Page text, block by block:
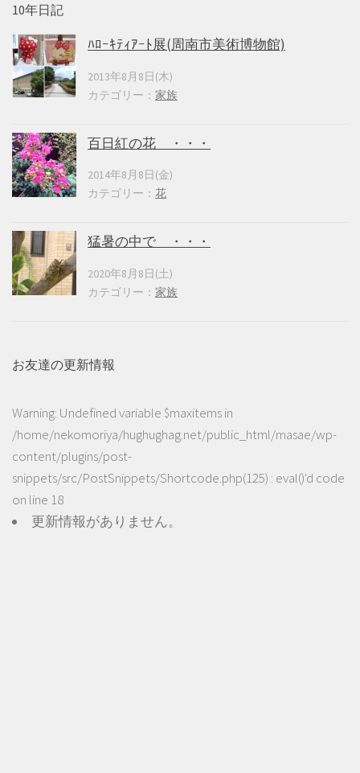
10年日記
ﾊﾛｰｷﾃｨｱｰﾄ展(周南市美術博物館)
2013年8月8日(木)
カテゴリー： 家族
百日紅の花 ・・・
2014年8月8日(金)
カテゴリー： 花
猛暑の中で ・・・
2020年8月8日(土)
カテゴリー： 家族
お友達の更新情報
Warning: Undefined variable $maxitems in
/home/nekomoriya/hughughag.net/public_html/masae/wp-
content/plugins/post-
snippets/src/PostSnippets/Shortcode.php(125) : eval()'d code
on line 18
更新情報がありません。